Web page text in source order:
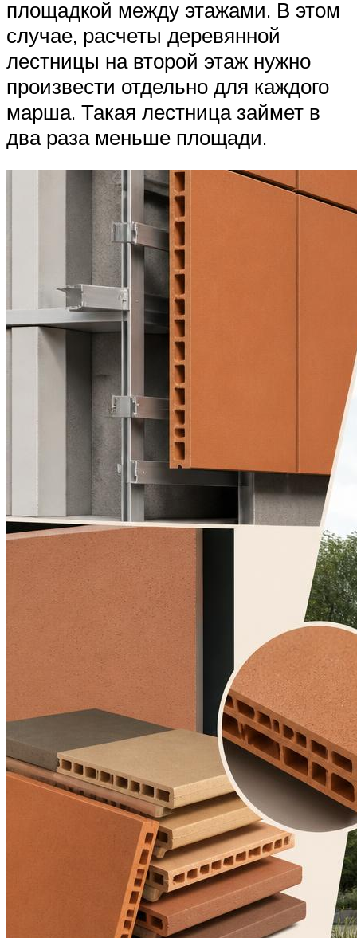
площадкой между этажами. В этом
случае, расчеты деревянной
лестницы на второй этаж нужно
произвести отдельно для каждого
марша. Такая лестница займет в
два раза меньше площади.